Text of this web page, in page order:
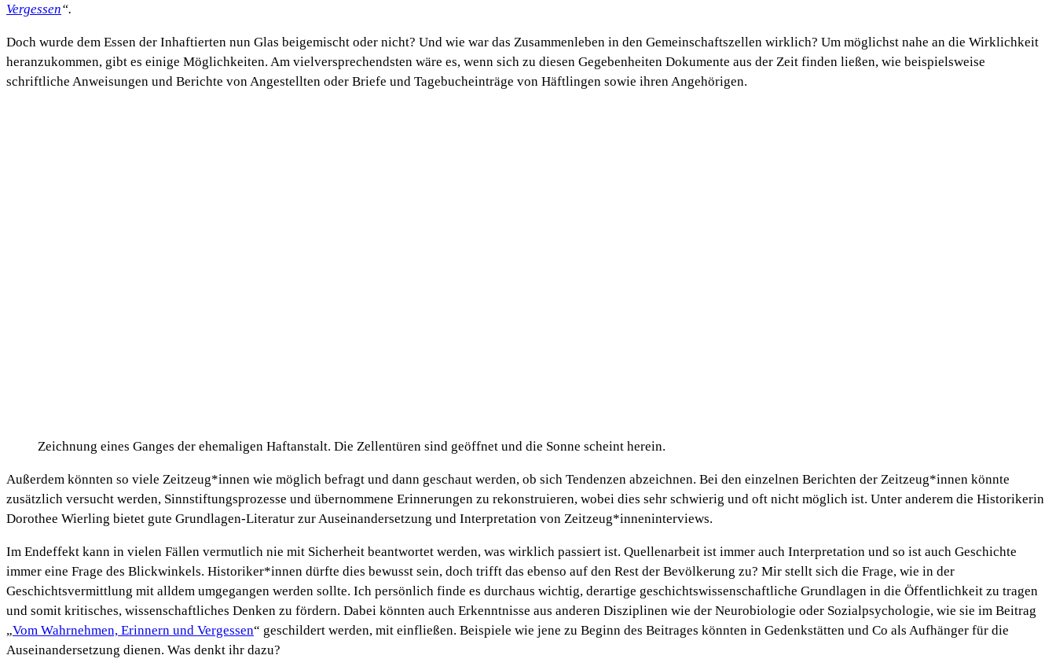
Vergessen“.
Doch wurde dem Essen der Inhaftierten nun Glas beigemischt oder nicht? Und wie war das Zusammenleben in den Gemeinschaftszellen wirklich? Um möglichst nahe an die Wirklichkeit
heranzukommen, gibt es einige Möglichkeiten. Am vielversprechendsten wäre es, wenn sich zu diesen Gegebenheiten Dokumente aus der Zeit finden ließen, wie beispielsweise
schriftliche Anweisungen und Berichte von Angestellten oder Briefe und Tagebucheinträge von Häftlingen sowie ihren Angehörigen.
Zeichnung eines Ganges der ehemaligen Haftanstalt. Die Zellentüren sind geöffnet und die Sonne scheint herein.
Außerdem könnten so viele Zeitzeug*innen wie möglich befragt und dann geschaut werden, ob sich Tendenzen abzeichnen. Bei den einzelnen Berichten der Zeitzeug*innen könnte
zusätzlich versucht werden, Sinnstiftungsprozesse und übernommene Erinnerungen zu rekonstruieren, wobei dies sehr schwierig und oft nicht möglich ist. Unter anderem die Historikerin
Dorothee Wierling bietet gute Grundlagen-Literatur zur Auseinandersetzung und Interpretation von Zeitzeug*inneninterviews.
Im Endeffekt kann in vielen Fällen vermutlich nie mit Sicherheit beantwortet werden, was wirklich passiert ist. Quellenarbeit ist immer auch Interpretation und so ist auch Geschichte
immer eine Frage des Blickwinkels. Historiker*innen dürfte dies bewusst sein, doch trifft das ebenso auf den Rest der Bevölkerung zu? Mir stellt sich die Frage, wie in der
Geschichtsvermittlung mit alldem umgegangen werden sollte. Ich persönlich finde es durchaus wichtig, derartige geschichtswissenschaftliche Grundlagen in die Öffentlichkeit zu tragen
und somit kritisches, wissenschaftliches Denken zu fördern. Dabei könnten auch Erkenntnisse aus anderen Disziplinen wie der Neurobiologie oder Sozialpsychologie, wie sie im Beitrag
„Vom Wahrnehmen, Erinnern und Vergessen“ geschildert werden, mit einfließen. Beispiele wie jene zu Beginn des Beitrages könnten in Gedenkstätten und Co als Aufhänger für die
Auseinandersetzung dienen. Was denkt ihr dazu?